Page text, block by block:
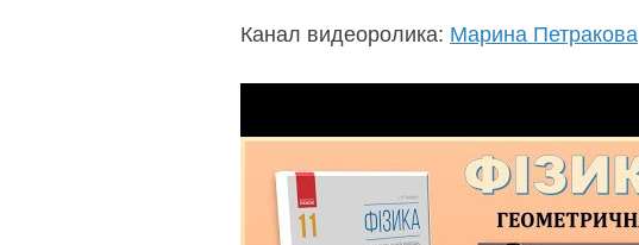
Канал видеоролика: Марина Петракова